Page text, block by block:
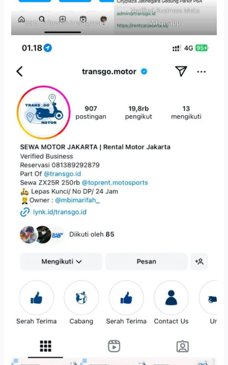
90rb Followers Instagram
Verified Business Meta
Whatsapp